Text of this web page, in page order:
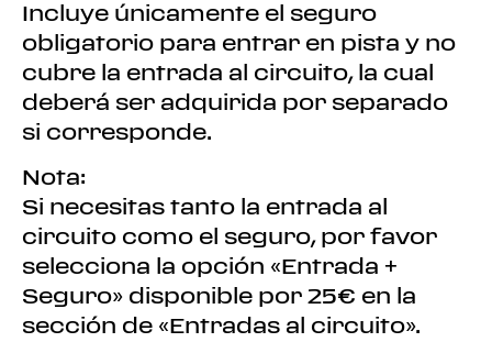
Incluye únicamente el seguro
obligatorio para entrar en pista y no
cubre la entrada al circuito, la cual
deberá ser adquirida por separado
si corresponde.
Nota:
Si necesitas tanto la entrada al
circuito como el seguro, por favor
selecciona la opción «Entrada +
Seguro» disponible por 25€ en la
sección de «Entradas al circuito».